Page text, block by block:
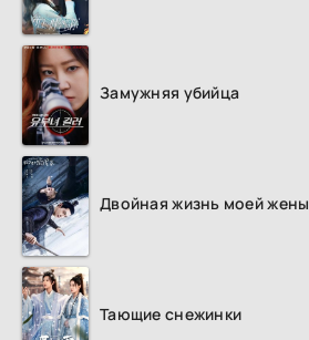
Замужняя убийца
Двойная жизнь моей жены
Тающие снежинки